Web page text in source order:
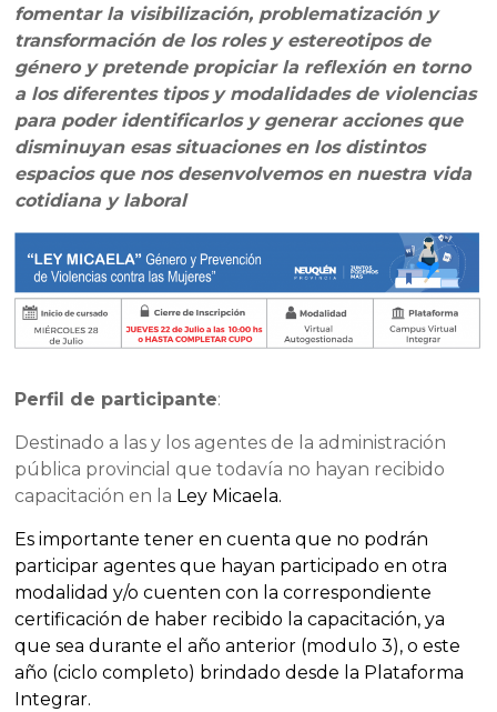
fomentar la visibilización, problematización y
transformación de los roles y estereotipos de
género y pretende propiciar la reflexión en torno
a los diferentes tipos y modalidades de violencias
para poder identificarlos y generar acciones que
disminuyan esas situaciones en los distintos
espacios que nos desenvolvemos en nuestra vida
cotidiana y laboral
Perfil de participante:
Destinado a las y los agentes de la administración
pública provincial que todavía no hayan recibido
capacitación en la Ley Micaela.
Es importante tener en cuenta que no podrán
participar agentes que hayan participado en otra
modalidad y/o cuenten con la correspondiente
certificación de haber recibido la capacitación, ya
que sea durante el año anterior (modulo 3), o este
año (ciclo completo) brindado desde la Plataforma
Integrar.